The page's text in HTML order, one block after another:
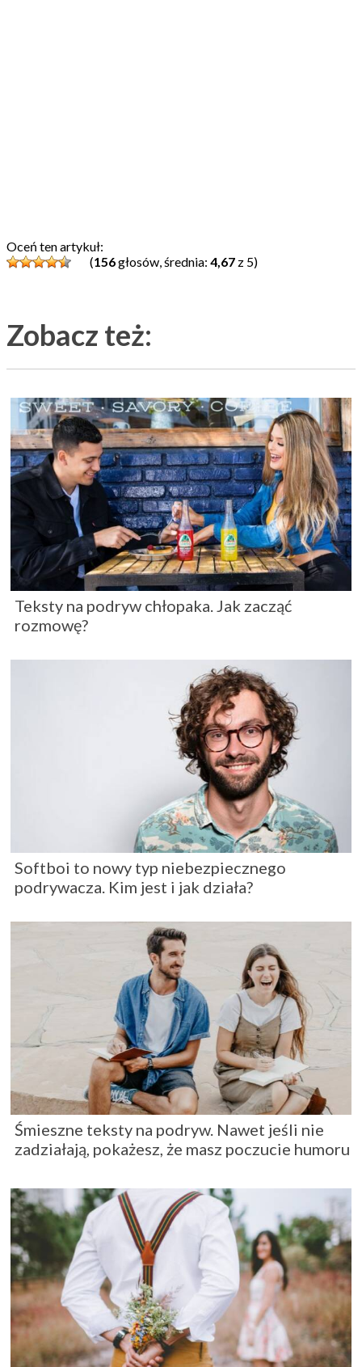
Oceń ten artykuł:
(156głosów, średnia: 4,67 z 5)
Zobacz też:
Teksty na podryw chłopaka. Jak zacząć
rozmowę?
Softboi to nowy typ niebezpiecznego
podrywacza. Kim jest i jak działa?
Śmieszne teksty na podryw. Nawet jeśli nie
zadziałają, pokażesz, że masz poczucie humoru